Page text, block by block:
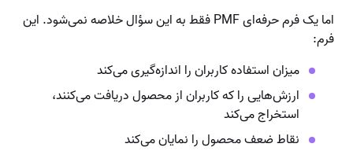
اما یک فرم حرفه‌ای PMF فقط به این سؤال خلاصه نمی‌شود. این
فرم:
میزان استفاده کاربران را اندازه‌گیری می‌کند
ارزش‌هایی را که کاربران از محصول دریافت می‌کنند،
استخراج می‌کند
نقاط ضعف محصول را نمایان می‌کند